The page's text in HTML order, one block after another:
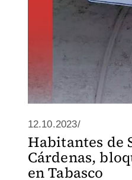
12.10.2023/
Habitantes de
Cárdenas,
en Tabasco